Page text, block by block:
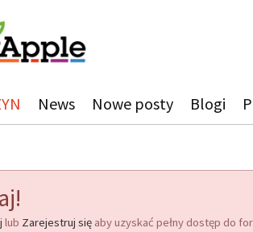
News Nowe posty Blogi
lub Zarejestruj się aby uzyskać pełny dostęp do